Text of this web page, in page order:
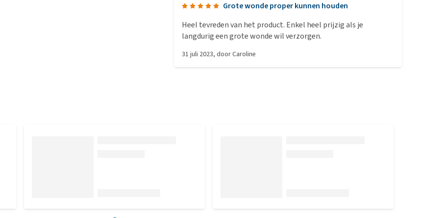
Grote wonde proper kunnen houden
Heel tevreden van het product. Enkel heel prijzig als je
langdurig een grote wonde wil verzorgen.
31 juli 2023, doorCaroline